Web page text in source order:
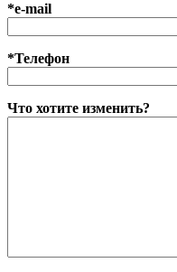
*e-mail
*Телефон
Что хотите изменить?